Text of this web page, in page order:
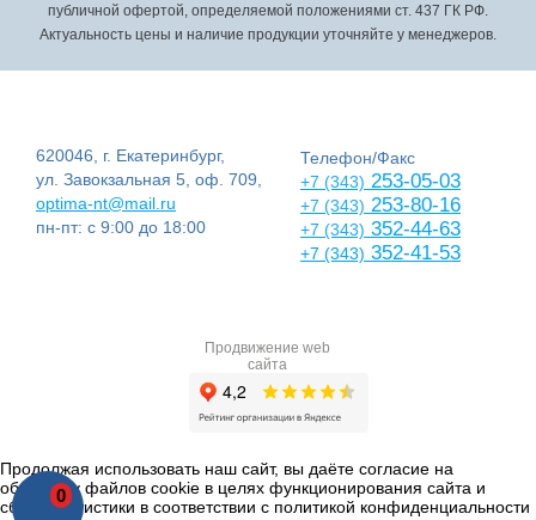
0
публичной офертой, определяемой положениями ст. 437 ГК РФ.
Актуальность цены и наличие продукции уточняйте у менеджеров.
620046, г. Екатеринбург,
ул. Завокзальная 5, оф. 709,
optima-nt@mail.ru
пн-пт: с 9:00 до 18:00
Телефон/Факс
+7 (343) 253-05-03
+7 (343) 253-80-16
+7 (343) 352-44-63
+7 (343) 352-41-53
Продвижение web
сайта
Продолжая использовать наш сайт, вы даёте согласие на
обработку файлов cookie в целях функционирования сайта и
сбора статистики в соответствии с политикой конфиденциальности